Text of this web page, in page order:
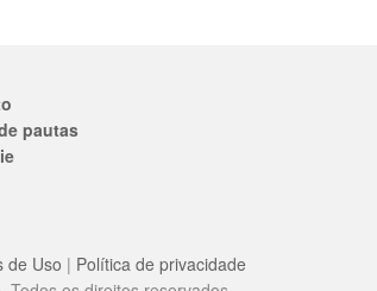
pautas
de Uso | Política de privacidade